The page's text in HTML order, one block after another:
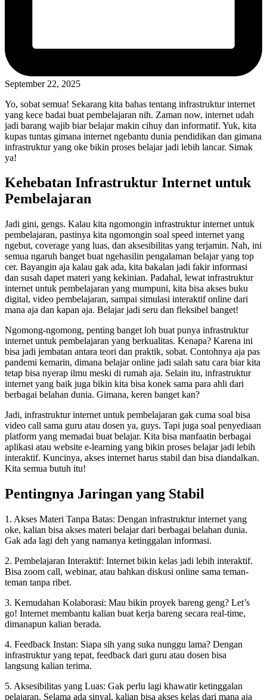
September 22, 2025
Yo, sobat semua! Sekarang kita bahas tentang infrastruktur internet
yang kece badai buat pembelajaran nih. Zaman now, internet udah
jadi barang wajib biar belajar makin cihuy dan informatif. Yuk, kita
kupas tuntas gimana internet ngebantu dunia pendidikan dan gimana
infrastruktur yang oke bikin proses belajar jadi lebih lancar. Simak
ya!
Kehebatan Infrastruktur Internet untuk
Pembelajaran
Jadi gini, gengs. Kalau kita ngomongin infrastruktur internet untuk
pembelajaran, pastinya kita ngomongin soal speed internet yang
ngebut, coverage yang luas, dan aksesibilitas yang terjamin. Nah, ini
semua ngaruh banget buat ngehasilin pengalaman belajar yang top
cer. Bayangin aja kalau gak ada, kita bakalan jadi fakir informasi
dan susah dapet materi yang kekinian. Padahal, lewat infrastruktur
internet untuk pembelajaran yang mumpuni, kita bisa akses buku
digital, video pembelajaran, sampai simulasi interaktif online dari
mana aja dan kapan aja. Belajar jadi seru dan fleksibel banget!
Ngomong-ngomong, penting banget loh buat punya infrastruktur
internet untuk pembelajaran yang berkualitas. Kenapa? Karena ini
bisa jadi jembatan antara teori dan praktik, sobat. Contohnya aja pas
pandemi kemarin, dimana belajar online jadi salah satu cara biar kita
tetap bisa nyerap ilmu meski di rumah aja. Selain itu, infrastruktur
internet yang baik juga bikin kita bisa konek sama para ahli dari
berbagai belahan dunia. Gimana, keren banget kan?
Jadi, infrastruktur internet untuk pembelajaran gak cuma soal bisa
video call sama guru atau dosen ya, guys. Tapi juga soal penyediaan
platform yang memadai buat belajar. Kita bisa manfaatin berbagai
aplikasi atau website e-learning yang bikin proses belajar jadi lebih
interaktif. Kuncinya, akses internet harus stabil dan bisa diandalkan.
Kita semua butuh itu!
Pentingnya Jaringan yang Stabil
1. Akses Materi Tanpa Batas: Dengan infrastruktur internet yang
oke, kalian bisa akses materi belajar dari berbagai belahan dunia.
Gak ada lagi deh yang namanya ketinggalan informasi.
2. Pembelajaran Interaktif: Internet bikin kelas jadi lebih interaktif.
Bisa zoom call, webinar, atau bahkan diskusi online sama teman-
teman tanpa ribet.
3. Kemudahan Kolaborasi: Mau bikin proyek bareng geng? Let’s
go! Internet membantu kalian buat kerja bareng secara real-time,
dimanapun kalian berada.
4. Feedback Instan: Siapa sih yang suka nunggu lama? Dengan
infrastruktur yang tepat, feedback dari guru atau dosen bisa
langsung kalian terima.
5. Aksesibilitas yang Luas: Gak perlu lagi khawatir ketinggalan
pelajaran. Selama ada sinyal, kalian bisa akses kelas dari mana aja